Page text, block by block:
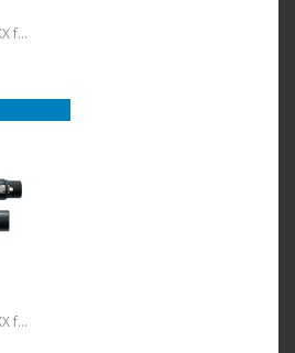
Fiches NEUTRIK XLR NC3 XX f/m - ultra flexible - 1,5 m
Fiches NEUTRIK XLR NC3 XX f/m - ultra flexible - 2,5 m